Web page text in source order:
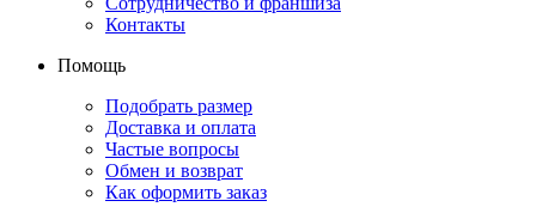
Контакты
Помощь
Подобрать размер
Доставка и оплата
Частые вопросы
Обмен и возврат
Как оформить заказ